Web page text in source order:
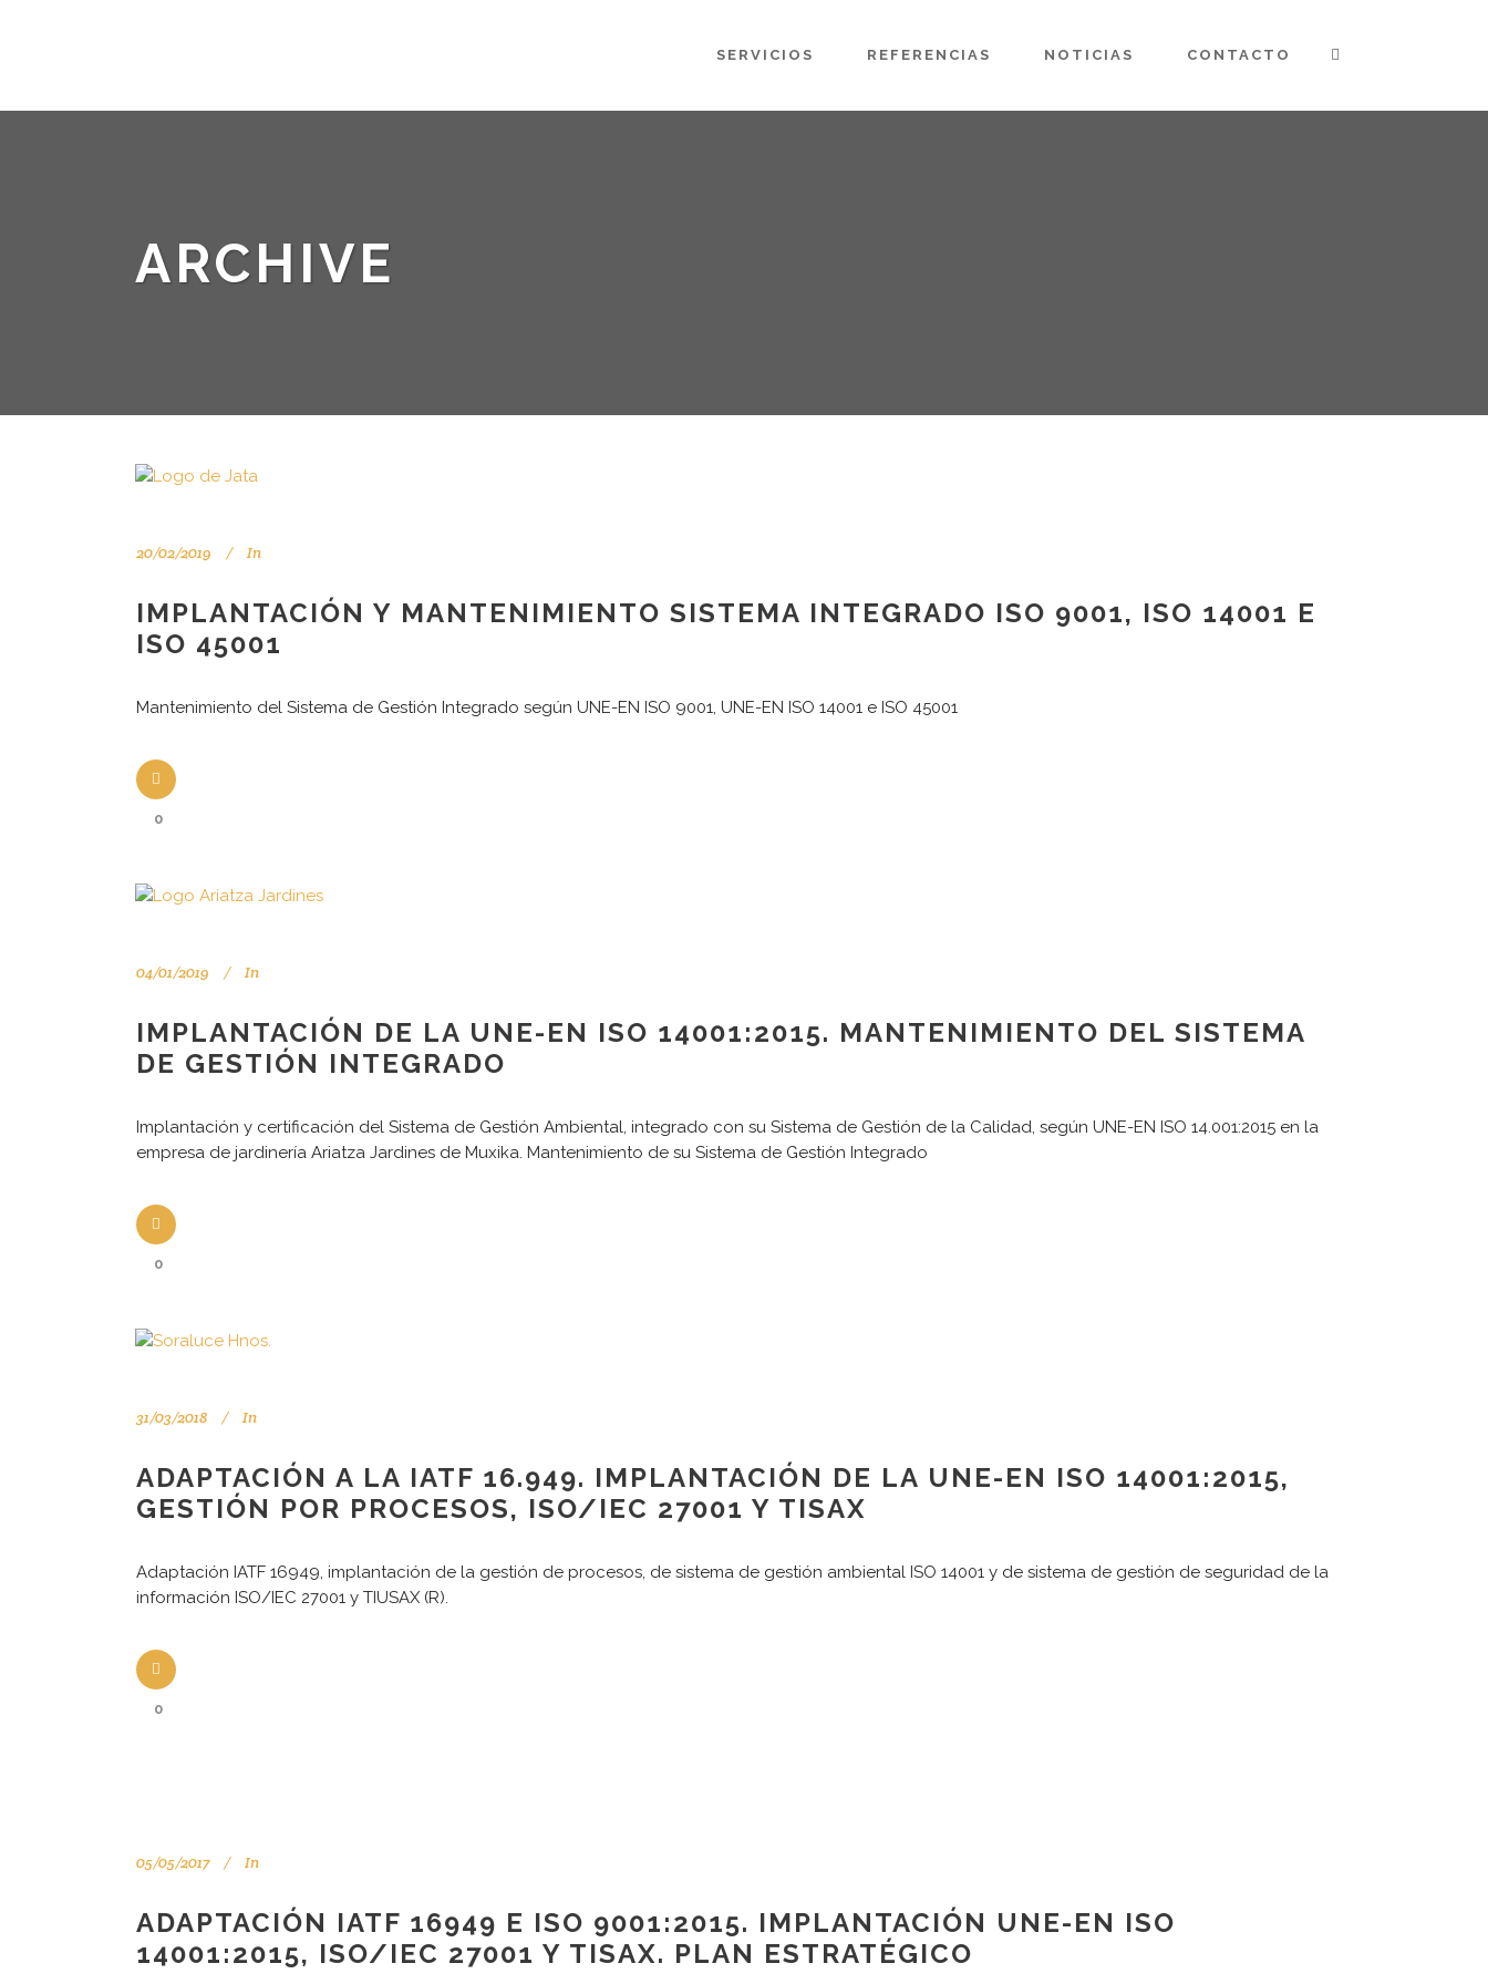
SERVICIOS REFERENCIAS NOTICIAS CONTACTO
ARCHIVE
20/02/2019 In
IMPLANTACIÓN Y MANTENIMIENTO SISTEMA INTEGRADO ISO 9001, ISO 14001 E
ISO 45001
Mantenimiento del Sistema de Gestión Integrado según UNE-EN ISO 9001, UNE-EN ISO 14001 e ISO 45001
0
04/01/2019 In
IMPLANTACIÓN DE LA UNE-EN ISO 14001:2015. MANTENIMIENTO DEL SISTEMA
DE GESTIÓN INTEGRADO
Implantación y certificación del Sistema de Gestión Ambiental, integrado con su Sistema de Gestión de la Calidad, según UNE-EN ISO 14.001:2015 en la
empresa de jardinería Ariatza Jardines de Muxika. Mantenimiento de su Sistema de Gestión Integrado
0
31/03/2018 In
ADAPTACIÓN A LA IATF 16.949. IMPLANTACIÓN DE LA UNE-EN ISO 14001:2015,
GESTIÓN POR PROCESOS, ISO/IEC 27001 Y TISAX
Adaptación IATF 16949, implantación de la gestión de procesos, de sistema de gestión ambiental ISO 14001 y de sistema de gestión de seguridad de la
información ISO/IEC 27001 y TIUSAX (R).
0
05/05/2017 In
ADAPTACIÓN IATF 16949 E ISO 9001:2015. IMPLANTACIÓN UNE-EN ISO
14001:2015, ISO/IEC 27001 Y TISAX. PLAN ESTRATÉGICO
Teléfono: +34 644000970
La consultoría y las inteligencias artificiales